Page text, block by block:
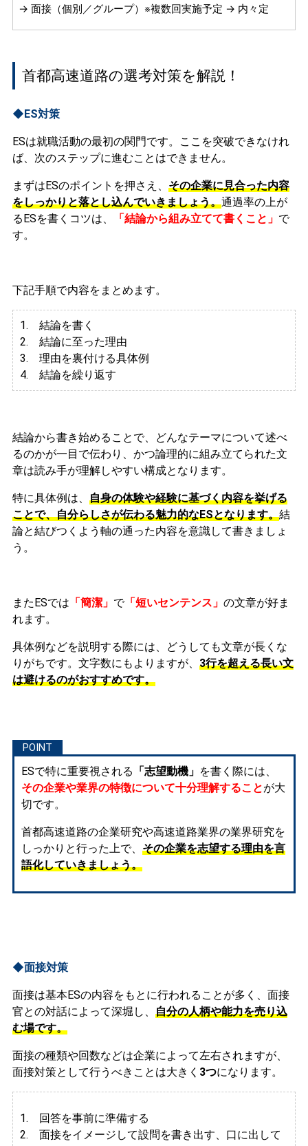
→ 面接（個別／グループ）※複数回実施予定 → 内々定
首都高速道路の選考対策を解説！
◆ES対策
ESは就職活動の最初の関門です。ここを突破できなけれ
ば、次のステップに進むことはできません。
まずはESのポイントを押さえ、 その企業に見合った内容
をしっかりと落とし込んでいきましょう。通過率の上が
るESを書くコツは、
「結論から組み立てて書くこと」 で
す。
下記手順で内容をまとめます。
1. 結論を書く
2. 結論に至った理由
3. 理由を裏付ける具体例
4. 結論を繰り返す
結論から書き始めることで、どんなテーマについて述べ
るのかが一目で伝わり、かつ論理的に組み立てられた文
章は読み手が理解しやすい構成となります。
特に具体例は、 自身の体験や経験に基づく内容を挙げる
ことで、自分らしさが伝わる魅力的なESとなります。結
論と結びつくよう軸の通った内容を意識して書きましょ
う。
またESでは 「簡潔」 で「短いセンテンス」 の文章が好ま
れます。
具体例などを説明する際には、どうしても文章が長くな
りがちです。文字数にもよりますが、 3行を超える長い文
は避けるのがおすすめです。
ESで特に重要視される 「志望動機」 を書く際には、
その企業や業界の特徴について十分理解することが大
切です。
首都高速道路の企業研究や高速道路業界の業界研究を
しっかりと行った上で、 その企業を志望する理由を言
語化していきましょう。
◆面接対策
面接は基本ESの内容をもとに行われることが多く、面接
官との対話によって深堀し、 自分の人柄や能力を売り込
む場です。
面接の種類や回数などは企業によって左右されますが、
面接対策として行うべきことは大きく 3つになります。
1. 回答を事前に準備する
2. 面接をイメージして設問を書き出す、口に出して